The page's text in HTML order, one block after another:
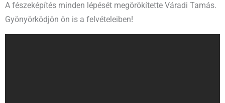
A fészeképítés minden lépését megörökítette Váradi Tamás.
Gyönyörködjön ön is a felvételeiben!